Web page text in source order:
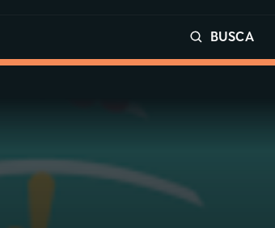
BUSCA